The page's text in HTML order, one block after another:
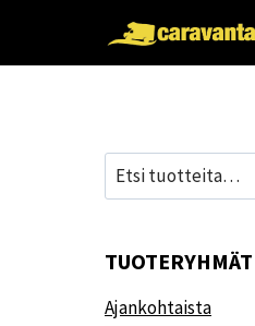
Etsi:
TUOTERYHMÄT
Ajankohtaista